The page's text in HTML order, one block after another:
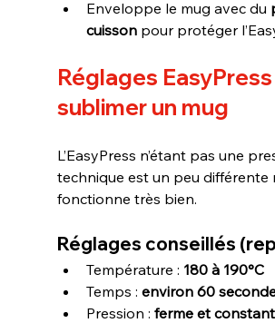
Enveloppe le mug avec du
cuisson pour protéger
Réglages
sublimer un mug
L’EasyPress n’étant pas une
technique est un peu différente
fonctionne très bien.
Réglages conseillés
Température : 180 à 190°C
Temps : environ 60
Pression : ferme et